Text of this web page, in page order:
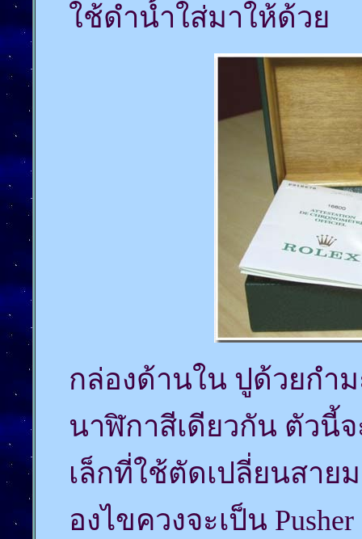
ใช้ดำน้ำใส่มาให้ด้วย
กล่องด้านใน ปูด้วยกำ
นาฬิกาสีเดียวกัน ตัวนี้
เล็กที่ใช้ตัดเปลี่ยนสาย
องไขควงจะเป็น